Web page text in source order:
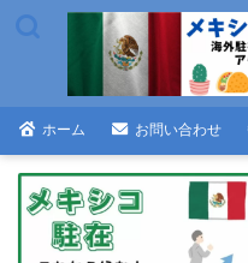
ホーム お問い合わせ